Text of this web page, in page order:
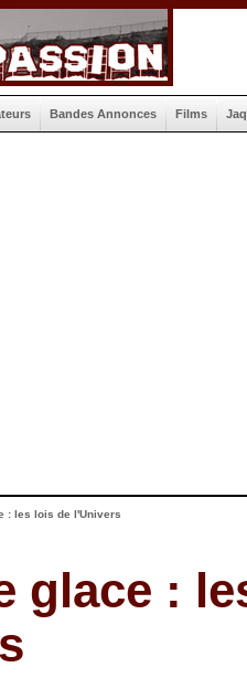
Bandes Annonces Films
: les lois de l'Univers
glace :